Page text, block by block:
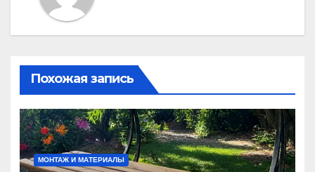
Похожая запись
МОНТАЖ И МАТЕРИАЛЫ